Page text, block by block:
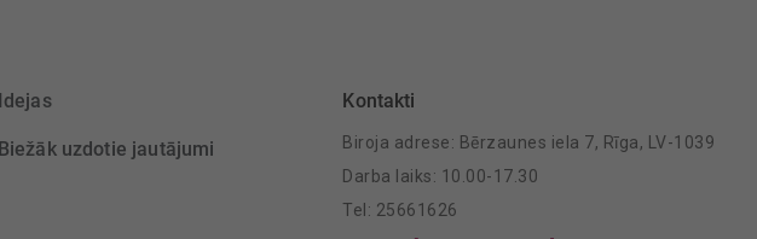
Idejas
Biežāk uzdotie jautājumi
Kontakti
Biroja adrese: Bērzaunes iela 7, Rīga, LV-1039
Darba laiks: 10.00-17.30
Tel: 25661626